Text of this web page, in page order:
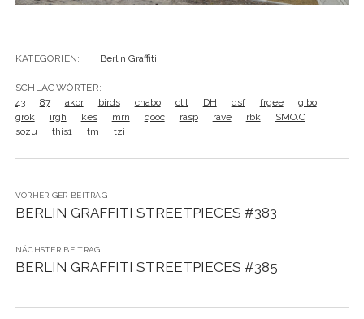
KATEGORIEN: Berlin Graffiti
SCHLAGWÖRTER:
43
87 akor birds chabo clit DH dsf frgee
gibo
grok
irgh kes mrn qooc rasp rave rbk
SMO.C
sozu
this1 tm tzi
VORHERIGER BEITRAG
BERLIN GRAFFITI STREETPIECES #383
NÄCHSTER BEITRAG
BERLIN GRAFFITI STREETPIECES #385